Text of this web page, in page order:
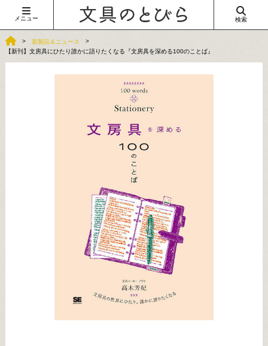
メニュー 検索
新製品＆ニュース
【新刊】文房具にひたり誰かに語りたくなる『文房具を深める100のことば』